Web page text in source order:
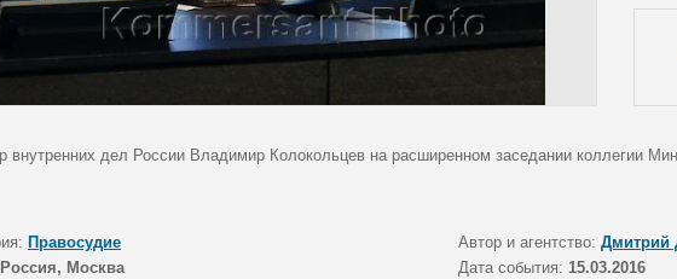
внутренних дел России Владимир Колокольцев на расширенном заседании коллегии
Правосудие Автор и агентство: Дмитрий
Россия, Москва Дата события: 15.03.2016